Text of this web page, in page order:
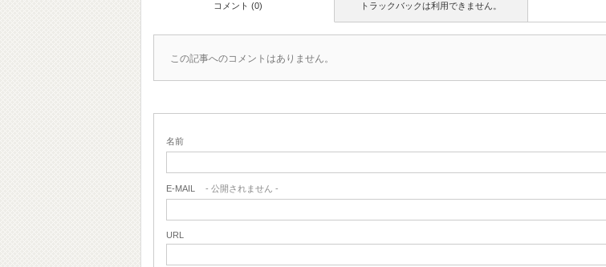
トラックバックは利用できません。
コメント (0)
この記事へのコメントはありません。
名前
E-MAIL - 公開されません -
URL